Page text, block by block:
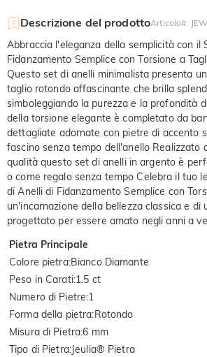
Descrizione del prodottoArticolo#:
Abbraccia l'eleganza della semplicità con il
Fidanzamento Semplice con Torsione a
Questo set di anelli minimalista presenta
taglio rotondo affascinante che brilla
simboleggiando la purezza e la profondità
della torsione elegante è completato da
dettagliate adornate con pietre di accento
fascino senza tempo dell'anello Realizzato
qualità questo set di anelli in argento è
o come regalo senza tempo Celebra il tuo
di Anelli di Fidanzamento Semplice con
un'incarnazione della bellezza classica e di
progettato per essere amato negli anni a
Pietra Principale
Colore pietra:Bianco Diamante
Peso in Carati:1.5 ct
Numero di Pietre:1
Forma della pietra:Rotondo
Misura di Pietra:6 mm
Tipo di Pietra:Jeulia® Pietra